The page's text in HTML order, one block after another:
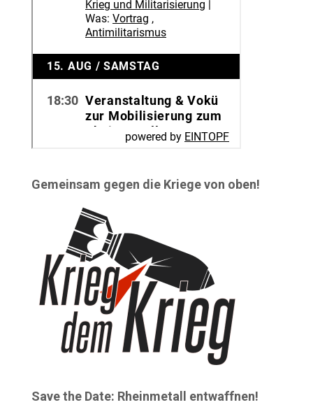
Gemeinsam gegen die Kriege von oben!
Save the Date: Rheinmetall entwaffnen!